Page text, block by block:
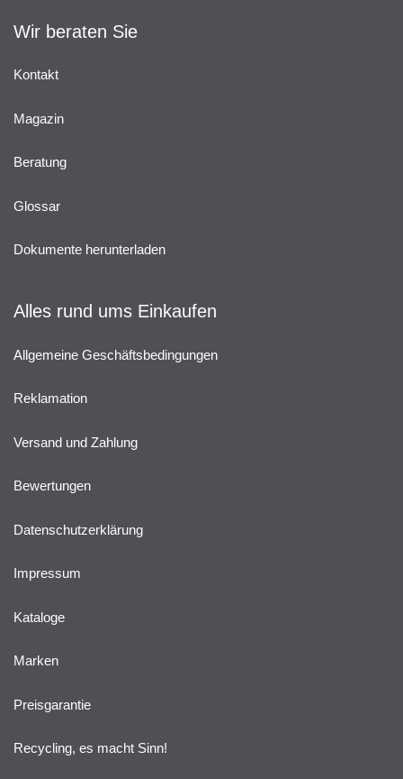
Wir beraten Sie
Kontakt
Magazin
Beratung
Glossar
Dokumente herunterladen
Alles rund ums Einkaufen
Allgemeine Geschäftsbedingungen
Reklamation
Versand und Zahlung
Bewertungen
Datenschutzerklärung
Impressum
Kataloge
Marken
Preisgarantie
Recycling, es macht Sinn!